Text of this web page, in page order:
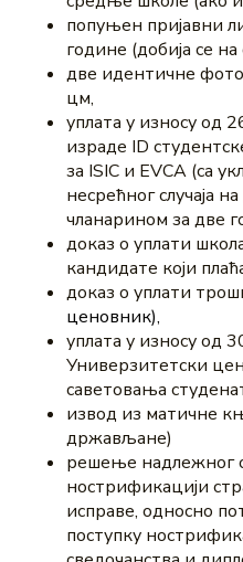
попуњен пријавни
године (добија се
две идентичне
цм,
уплата у износу од
израде ID
за ISIC и EVCA (са
несрећног случаја
чланарином за две
доказ о уплати
кандидате који
доказ о уплати
ценовник),
уплата у износу од
Универзитетски
саветовања
извод из матичне
држављане)
решење надлежног
нострификацији
исправе, односно
поступку